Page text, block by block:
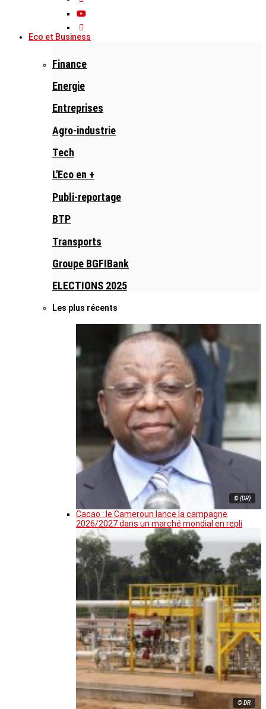
Eco et Business
Finance
Energie
Entreprises
Agro-industrie
Tech
L'Eco en +
Publi-reportage
BTP
Transports
Groupe BGFIBank
ELECTIONS 2025
Les plus récents
© (DR)
Cacao : le Cameroun lance la campagne
2026/2027 dans un marché mondial en repli
© DR